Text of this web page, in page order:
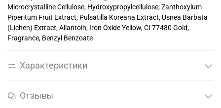
Microcrystalline Cellulose, Hydroxypropylcellulose, Zanthoxylum
Piperitum Fruit Extract, Pulsatilla Koreana Extract, Usnea Barbata
(Lichen) Extract, Allantoin, Iron Oxide Yellow, CI 77480 Gold,
Fragrance, Benzyl Benzoate
Характеристики
Отзывы